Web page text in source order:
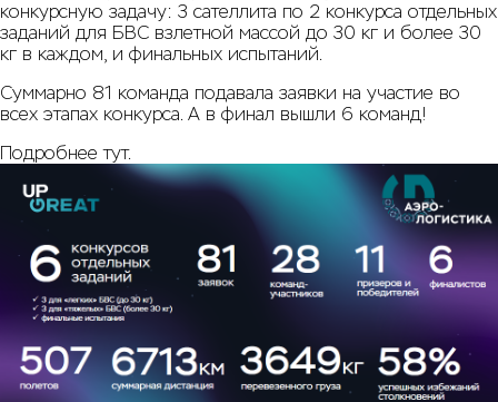
конкурсную задачу: 3 сателлита по 2 конкурса отдельных
заданий для БВС взлетной массой до 30 кг и более 30
кг в каждом, и финальных испытаний.
Суммарно 81 команда подавала заявки на участие во
всех этапах конкурса. А в финал вышли 6 команд!
Подробнеетут.